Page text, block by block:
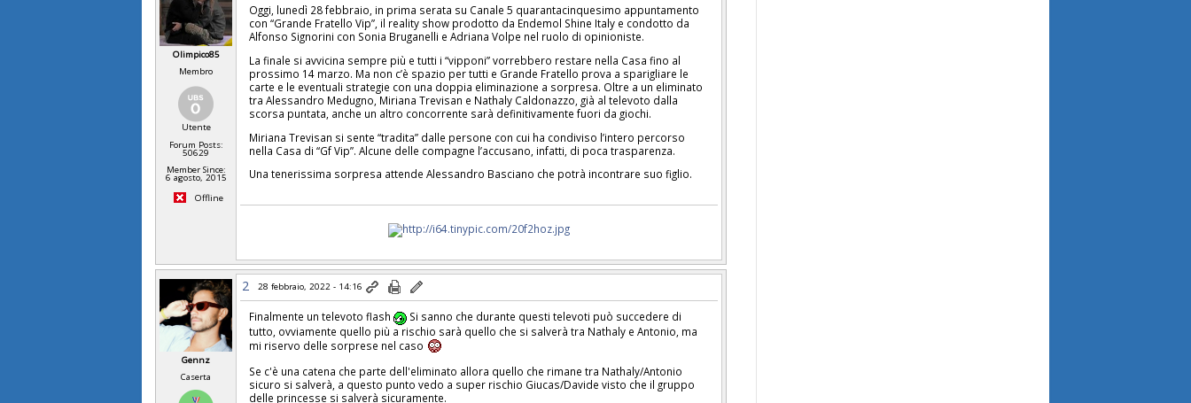
Olimpico85
Membro
Utente
Forum Posts:
50629
Member Since:
6 agosto, 2015
Offline
Oggi, lunedì 28 febbraio, in prima serata su Canale 5 quarantacinquesimo appuntamento
con “Grande Fratello Vip”, il reality show prodotto da Endemol Shine Italy e condotto da
Alfonso Signorini con Sonia Bruganelli e Adriana Volpe nel ruolo di opinioniste.
La finale si avvicina sempre più e tutti i “vipponi” vorrebbero restare nella Casa fino al
prossimo 14 marzo. Ma non c’è spazio per tutti e Grande Fratello prova a sparigliare le
carte e le eventuali strategie con una doppia eliminazione a sorpresa. Oltre a un eliminato
tra Alessandro Medugno, Miriana Trevisan e Nathaly Caldonazzo, già al televoto dalla
scorsa puntata, anche un altro concorrente sarà definitivamente fuori da giochi.
Miriana Trevisan si sente “tradita” dalle persone con cui ha condiviso l’intero percorso
nella Casa di “Gf Vip”. Alcune delle compagne l’accusano, infatti, di poca trasparenza.
Una tenerissima sorpresa attende Alessandro Basciano che potrà incontrare suo figlio.
Gennz
Caserta
2 28 febbraio, 2022 - 14:16
Finalmente un televoto flash
Si sanno che durante questi televoti può succedere di
tutto, ovviamente quello più a rischio sarà quello che si salverà tra Nathaly e Antonio, ma
mi riservo delle sorprese nel caso
Se c'è una catena che parte dell'eliminato allora quello che rimane tra Nathaly/Antonio
sicuro si salverà, a questo punto vedo a super rischio Giucas/Davide visto che il gruppo
delle princesse si salverà sicuramente.